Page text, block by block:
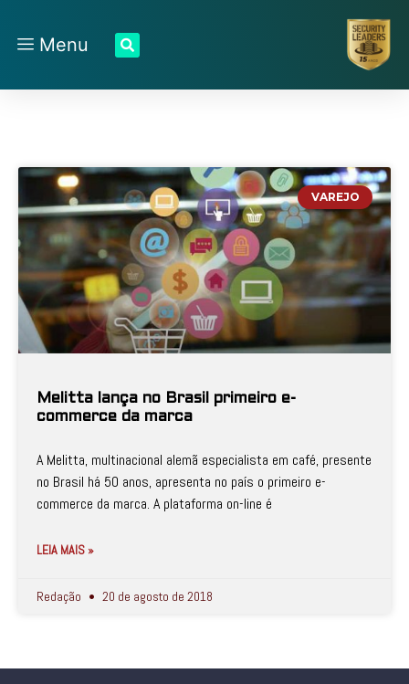
Menu
VAREJO
Melitta lança no Brasil primeiro e-
commerce da marca
A Melitta, multinacional alemã especialista em café, presente
no Brasil há 50 anos, apresenta no país o primeiro e-
commerce da marca. A plataforma on-line é
LEIA MAIS »
Redação 20 de agosto de 2018